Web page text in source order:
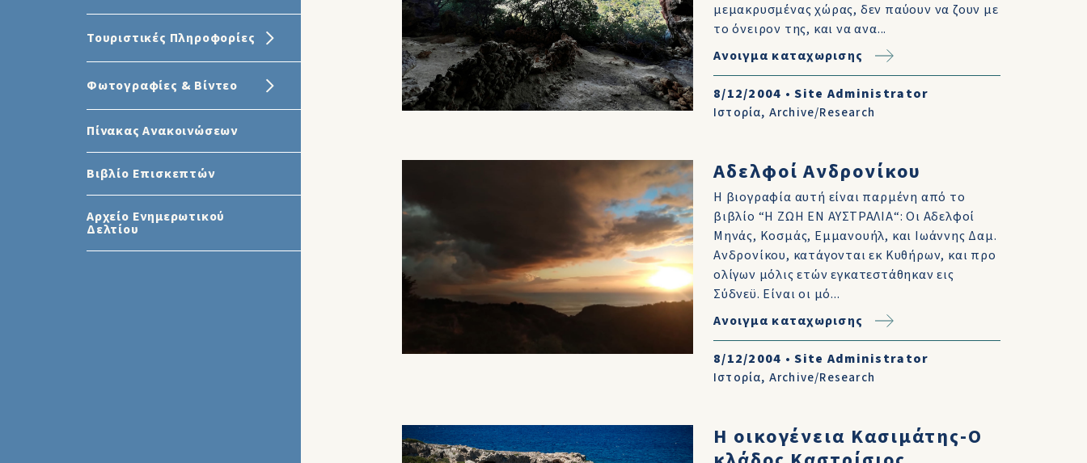
Τουριστικές Πληροφορίες
Φωτογραφίες & Βίντεο
Πίνακας Ανακοινώσεων
Βιβλίο Επισκεπτών
Αρχείο Ενημερωτικού
Δελτίου
μεμακρυσμένας χώρας, δεν παύουν να ζουν με
το όνειρον της, και να ανα...
Ανοιγμα καταχωρισης
8/12/2004 •Site Administrator
Ιστορία, Archive/Research
Αδελφοί Ανδρονίκου
Η βιογραφία αυτή είναι παρμένη από το
βιβλίο “Η ΖΩΗ ΕΝ ΑΥΣΤΡΑΛΙΑ“: Οι Αδελφοί
Μηνάς, Κοσμάς, Εμμανουήλ, και Ιωάννης Δαμ.
Ανδρονίκου, κατάγονται εκ Κυθήρων, και προ
ολίγων μόλις ετών εγκατεστάθηκαν εις
Σύδνεϋ. Είναι οι μό...
Ανοιγμα καταχωρισης
8/12/2004 •Site Administrator
Ιστορία, Archive/Research
Η οικογένεια Κασιμάτης-Ο